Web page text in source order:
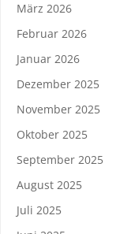
März 2026
Februar 2026
Januar 2026
Dezember 2025
November 2025
Oktober 2025
September 2025
August 2025
Juli 2025